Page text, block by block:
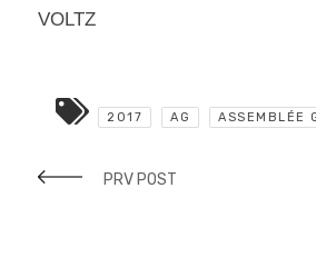
VOLTZ
2017 AG ASSEMBLÉE
PRV POST